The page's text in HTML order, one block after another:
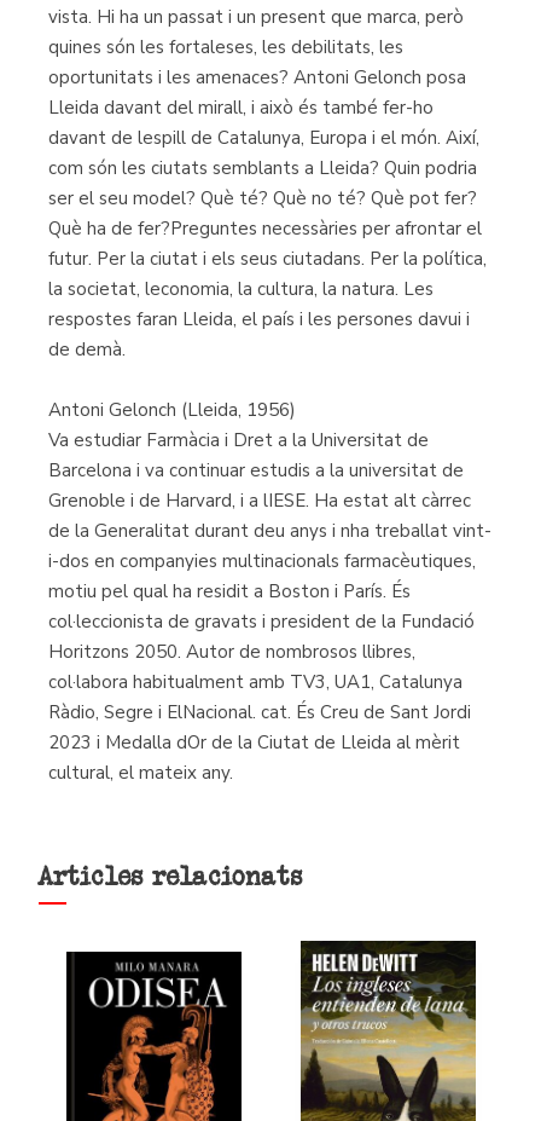
vista. Hi ha un passat i un present que marca, però
quines són les fortaleses, les debilitats, les
oportunitats i les amenaces? Antoni Gelonch posa
Lleida davant del mirall, i això és també fer-ho
davant de lespill de Catalunya, Europa i el món. Així,
com són les ciutats semblants a Lleida? Quin podria
ser el seu model? Què té? Què no té? Què pot fer?
Què ha de fer?Preguntes necessàries per afrontar el
futur. Per la ciutat i els seus ciutadans. Per la política,
la societat, leconomia, la cultura, la natura. Les
respostes faran Lleida, el país i les persones davui i
de demà.
Antoni Gelonch (Lleida, 1956)
Va estudiar Farmàcia i Dret a la Universitat de
Barcelona i va continuar estudis a la universitat de
Grenoble i de Harvard, i a lIESE. Ha estat alt càrrec
de la Generalitat durant deu anys i nha treballat vint-
i-dos en companyies multinacionals farmacèutiques,
motiu pel qual ha residit a Boston i París. És
col·leccionista de gravats i president de la Fundació
Horitzons 2050. Autor de nombrosos llibres,
col·labora habitualment amb TV3, UA1, Catalunya
Ràdio, Segre i ElNacional. cat. És Creu de Sant Jordi
2023 i Medalla dOr de la Ciutat de Lleida al mèrit
cultural, el mateix any.
Articles relacionats